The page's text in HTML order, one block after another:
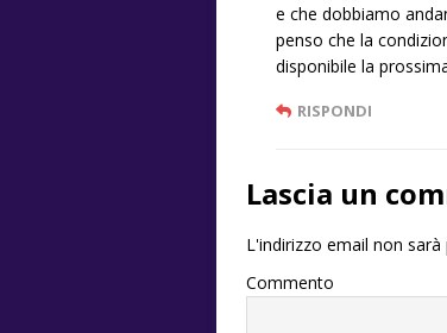
e che dobbiamo
penso che la
disponibile la
RISPONDI
Lascia un
L'indirizzo email non sarà
Commento